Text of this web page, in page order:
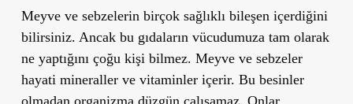
Meyve ve sebzelerin birçok sağlıklı bileşen içerdiğini
bilirsiniz. Ancak bu gıdaların vücudumuza tam olarak
ne yaptığını çoğu kişi bilmez. Meyve ve sebzeler
hayati mineraller ve vitaminler içerir. Bu besinler